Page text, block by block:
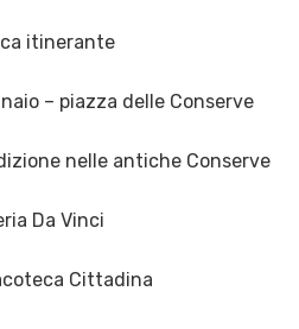
itinerante
– piazza delle Conserve
nelle antiche Conserve
Da Vinci
Cittadina